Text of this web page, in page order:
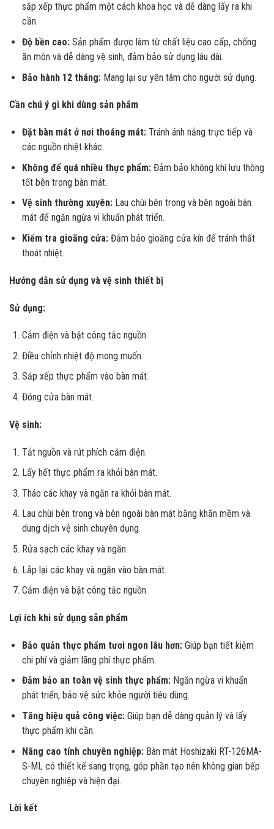
sắp xếp thực phẩm một cách khoa học và dễ dàng lấy ra khi
cần.
Độ bền cao:Sản phẩm được làm từ chất liệu cao cấp, chống
ăn mòn và dễ dàng vệ sinh, đảm bảo sử dụng lâu dài.
Bảo hành 12 tháng:Mang lại sự yên tâm cho người sử dụng.
Cần chú ý gì khi dùng sản phẩm
Đặt bàn mát ở nơi thoáng mát:Tránh ánh nắng trực tiếp và
các nguồn nhiệt khác.
Không để quá nhiều thực phẩm:Đảm bảo không khí lưu thông
tốt bên trong bàn mát.
Vệ sinh thường xuyên:Lau chùi bên trong và bên ngoài bàn
mát để ngăn ngừa vi khuẩn phát triển.
Kiểm tra gioăng cửa:Đảm bảo gioăng cửa kín để tránh thất
thoát nhiệt.
Hướng dẫn sử dụng và vệ sinh thiết bị
Sử dụng:
Cắm điện và bật công tắc nguồn.
Điều chỉnh nhiệt độ mong muốn.
Sắp xếp thực phẩm vào bàn mát.
Đóng cửa bàn mát.
Vệ sinh:
Tắt nguồn và rút phích cắm điện.
Lấy hết thực phẩm ra khỏi bàn mát.
Tháo các khay và ngăn ra khỏi bàn mát.
Lau chùi bên trong và bên ngoài bàn mát bằng khăn mềm và
dung dịch vệ sinh chuyên dụng.
Rửa sạch các khay và ngăn.
Lắp lại các khay và ngăn vào bàn mát.
Cắm điện và bật công tắc nguồn.
Lợi ích khi sử dụng sản phẩm
Bảo quản thực phẩm tươi ngon lâu hơn:Giúp bạn tiết kiệm
chi phí và giảm lãng phí thực phẩm.
Đảm bảo an toàn vệ sinh thực phẩm:Ngăn ngừa vi khuẩn
phát triển, bảo vệ sức khỏe người tiêu dùng.
Tăng hiệu quả công việc:Giúp bạn dễ dàng quản lý và lấy
thực phẩm khi cần.
Nâng cao tính chuyên nghiệp:Bàn mát Hoshizaki RT-126MA-
S-ML có thiết kế sang trọng, góp phần tạo nên không gian bếp
chuyên nghiệp và hiện đại.
Lời kết